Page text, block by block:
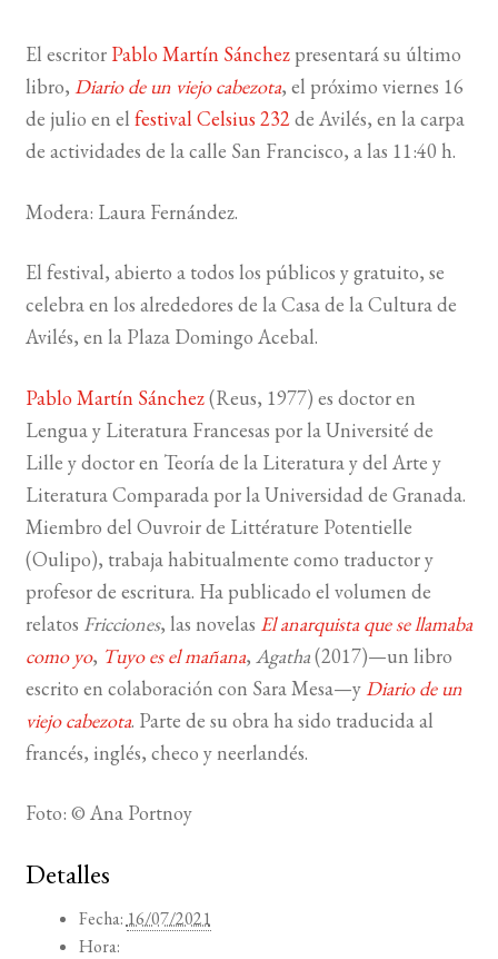
LISTA DE LIBROS
El escritor Pablo Martín Sánchezpresentará su último
libro, Diario de un viejo cabezota, el próximo viernes 16
de julio en el festival Celsius 232de Avilés, en la carpa
de actividades de la calle San Francisco, a las 11:40 h.
Modera: Laura Fernández.
El festival, abierto a todos los públicos y gratuito, se
celebra en los alrededores de la Casa de la Cultura de
Avilés, en la Plaza Domingo Acebal.
Pablo Martín Sánchez(Reus, 1977) es doctor en
Lengua y Literatura Francesas por la Université de
Lille y doctor en Teoría de la Literatura y del Arte y
Literatura Comparada por la Universidad de Granada.
Miembro del Ouvroir de Littérature Potentielle
(Oulipo), trabaja habitualmente como traductor y
profesor de escritura. Ha publicado el volumen de
relatos Fricciones, las novelas El anarquista que se llamaba
como yo, Tuyo es el mañana, Agatha(2017)—un libro
escrito en colaboración con Sara Mesa—yDiario de un
viejo cabezota. Parte de su obra ha sido traducida al
francés, inglés, checo y neerlandés.
Foto: © Ana Portnoy
Detalles
Fecha: 16/07/2021
Hora: